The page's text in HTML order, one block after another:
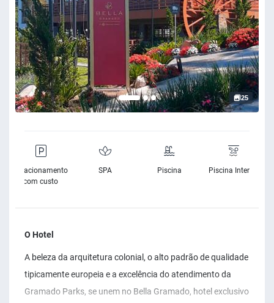
25
Estacionamento
com custo
SPA Piscina Piscina Interior
O Hotel
A beleza da arquitetura colonial, o alto padrão de qualidade
tipicamente europeia e a excelência do atendimento da
Gramado Parks, se unem no Bella Gramado, hotel exclusivo